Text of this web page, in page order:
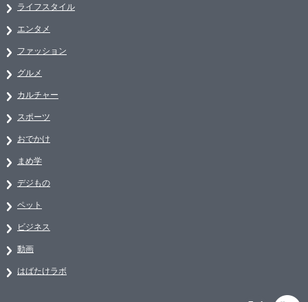
ライフスタイル
エンタメ
ファッション
グルメ
カルチャー
スポーツ
おでかけ
まめ学
デジもの
ペット
ビジネス
動画
はばたけラボ